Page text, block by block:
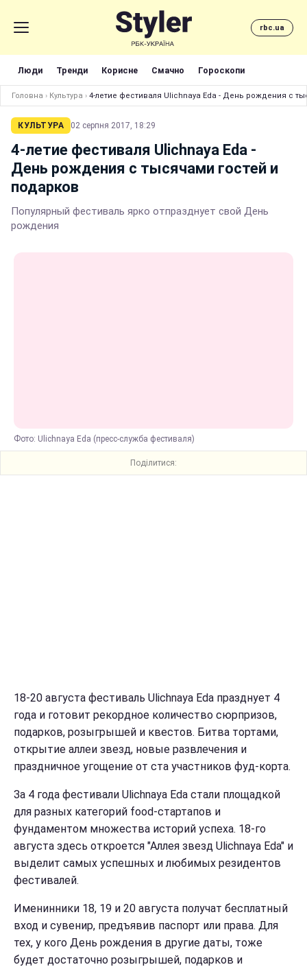
rbc.ua
Люди Тренди Корисне Смачно Гороскопи
Головна › Культура › 4-летие фестиваля Ulichnaya Eda - День рождения с
КУЛЬТУРА 02 серпня 2017, 18:29
4-летие фестиваля Ulichnaya Eda -
День рождения с тысячами гостей и
подарков
Популярный фестиваль ярко отпразднует свой День
рождения
Фото: Ulichnaya Eda (пресс-служба фестиваля)
Поділитися:
18-20 августа фестиваль Ulichnaya Eda празднует 4
года и готовит рекордное количество сюрпризов,
подарков, розыгрышей и квестов. Битва тортами,
открытие аллеи звезд, новые развлечения и
праздничное угощение от ста участников фуд-корта.
За 4 года фестивали Ulichnaya Eda стали площадкой
для разных категорий food-стартапов и
фундаментом множества историй успеха. 18-го
августа здесь откроется "Аллея звезд Ulichnaya Eda" и
выделит самых успешных и любимых резидентов
фестивалей.
Именинники 18, 19 и 20 августа получат бесплатный
вход и сувенир, предъявив паспорт или права. Для
тех, у кого День рождения в другие даты, тоже
будет достаточно розыгрышей, подарков и